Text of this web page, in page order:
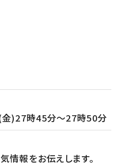
)27時45分～27時50分
情報をお伝えします。